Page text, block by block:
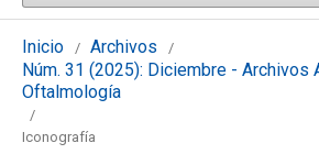
Inicio / Archivos /
Núm. 31 (2025): Diciembre - Archivos
Oftalmología
/
Iconografía